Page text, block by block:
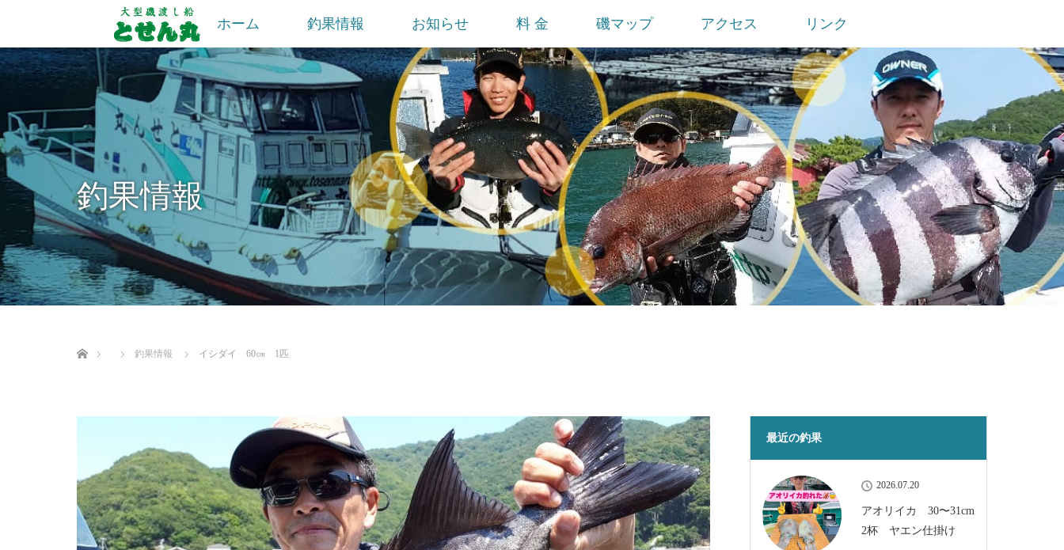
ホーム 釣果情報 お知らせ 料 金 磯マップ アクセス リンク
釣果情報
釣果情報
イシダイ 60㎝ 1匹
最近の釣果
2026.07.20
アオリイカ 30〜31cm
2杯 ヤエン仕掛け